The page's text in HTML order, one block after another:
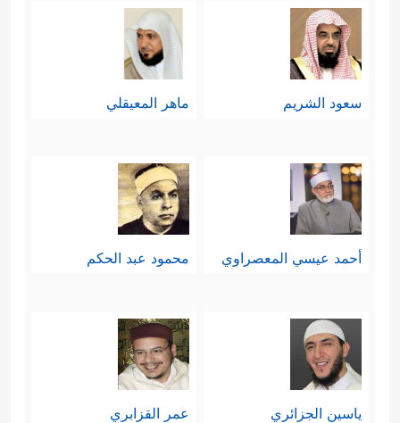
سعود الشريم ماهر المعيقلي
أحمد عيسي المعصراوي محمود عبد الحكم
ياسين الجزائري عمر القزابري